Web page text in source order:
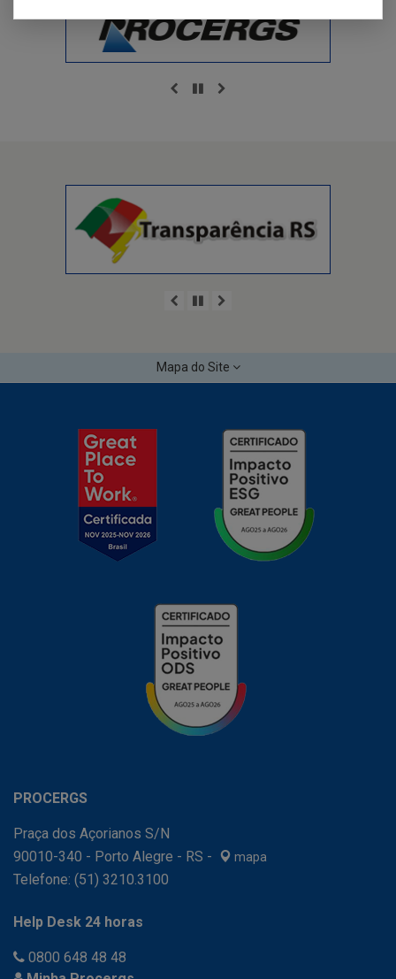
Anterior
Pausar
Anterior
Pausar
Mapa do Site
PROCERGS
Praça dos Açorianos S/N
90010-340 - Porto Alegre - RS -
mapa
Telefone: (51) 3210.3100
Help Desk 24 horas
0800 648 48 48